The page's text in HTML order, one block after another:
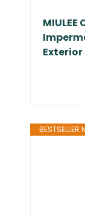
Exterior
BESTSELLER